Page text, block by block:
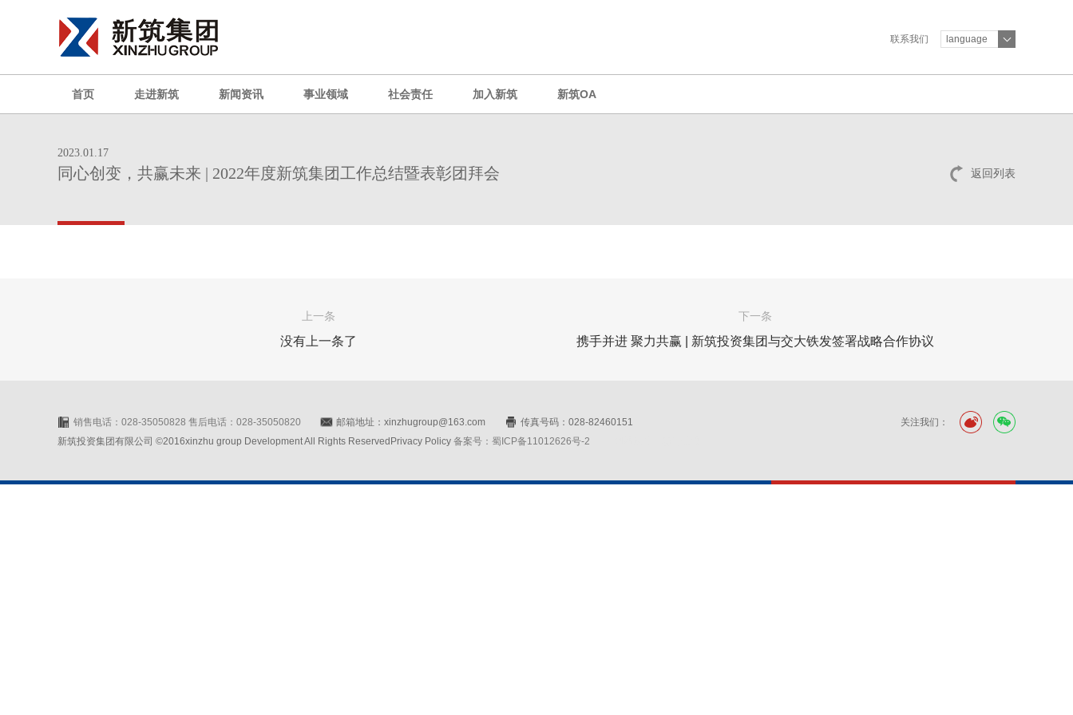
联系我们 language
首页 走进新筑 新闻资讯 事业领域 社会责任 加入新筑 新筑OA
返回列表
2023.01.17
同心创变，共赢未来 | 2022年度新筑集团工作总结暨表彰团拜会
上一条
没有上一条了
下一条
携手并进 聚力共赢 | 新筑投资集团与交大铁发签署战略合作协议
关注我们：
销售电话：028-35050828 售后电话：028-35050820 邮箱地址：xinzhugroup@163.com
传真号码：028-82460151
新筑投资集团有限公司 ©2016xinzhu group Development All Rights ReservedPrivacy Policy 备案号：蜀ICP备11012626号-2